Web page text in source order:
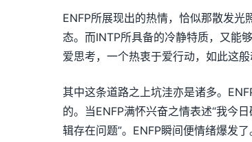
ENFP所展现出的热情，恰似那散发
态。而INTP所具备的冷静特质，又能
爱思考，一个热衷于爱行动，如此这
其中这条道路之上坑洼亦是诸多。
的。当ENFP满怀兴奋之情表述“我今
辑存在问题”。ENFP瞬间便情绪爆发